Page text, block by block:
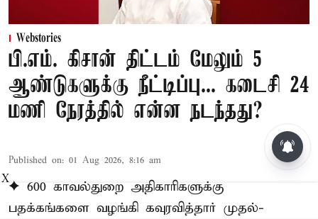
Webstories
பி.எம். கிசான் திட்டம் மேலும் 5
ஆண்டுகளுக்கு நீட்டிப்பு... கடைசி 24
மணி நேரத்தில் என்ன நடந்தது?
Published on: 01 Aug 2026, 8:16 am
✦ 600 காவல்துறை அதிகாரிகளுக்கு
பதக்கங்களை வழங்கி கவுரவித்தார் முதல்-
X